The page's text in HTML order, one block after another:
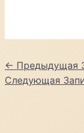
Навигация
по
← Предыдущая
Следующая